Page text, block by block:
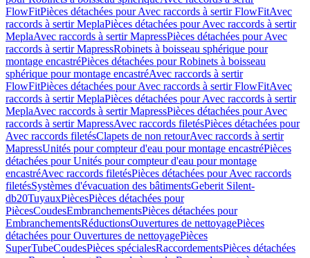
FlowFitPièces détachées pour Avec raccords à sertir FlowFitAvec
raccords à sertir MeplaPièces détachées pour Avec raccords à sertir
MeplaAvec raccords à sertir MapressPièces détachées pour Avec
raccords à sertir MapressRobinets à boisseau sphérique pour
montage encastréPièces détachées pour Robinets à boisseau
sphérique pour montage encastréAvec raccords à sertir
FlowFitPièces détachées pour Avec raccords à sertir FlowFitAvec
raccords à sertir MeplaPièces détachées pour Avec raccords à sertir
MeplaAvec raccords à sertir MapressPièces détachées pour Avec
raccords à sertir MapressAvec raccords filetésPièces détachées pour
Avec raccords filetésClapets de non retourAvec raccords à sertir
MapressUnités pour compteur d'eau pour montage encastréPièces
détachées pour Unités pour compteur d'eau pour montage
encastréAvec raccords filetésPièces détachées pour Avec raccords
filetésSystèmes d'évacuation des bâtimentsGeberit Silent-
db20TuyauxPiècesPièces détachées pour
PiècesCoudesEmbranchementsPièces détachées pour
EmbranchementsRéductionsOuvertures de nettoyagePièces
détachées pour Ouvertures de nettoyagePièces
SuperTubeCoudesPièces spécialesRaccordementsPièces détachées